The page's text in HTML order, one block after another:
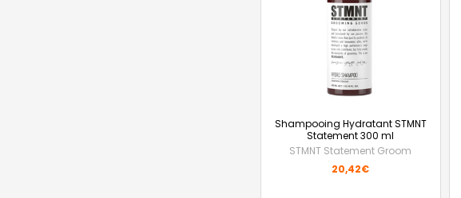
Shampooing Hydratant STMNT
Statement 300 ml
STMNT Statement Groom
20,42€